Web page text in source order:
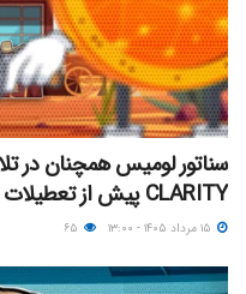
سناتور لومیس همچنان در
CLARITY پیش از تعطیلات آگوست است